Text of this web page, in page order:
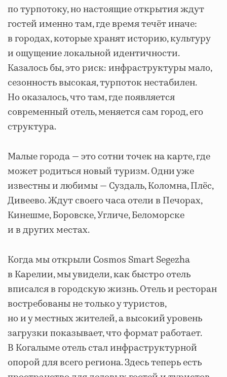
по турпотоку, но настоящие открытия ждут
гостей именно там, где время течёт иначе:
в городах, которые хранят историю, культуру
и ощущение локальной идентичности.
Казалось бы, это риск: инфраструктуры мало,
сезонность высокая, турпоток нестабилен.
Но оказалось, что там, где появляется
современный отель, меняется сам город, его
структура.
Малые города — это сотни точек на карте, где
может родиться новый туризм. Одни уже
известны и любимы — Суздаль, Коломна, Плёс,
Дивеево. Ждут своего часа отели в Печорах,
Кинешме, Боровске, Угличе, Беломорске
и в других местах.
Когда мы открыли Cosmos Smart Segezha
в Карелии, мы увидели, как быстро отель
вписался в городскую жизнь. Отель и ресторан
востребованы не только у туристов,
но и у местных жителей, а высокий уровень
загрузки показывает, что формат работает.
В Когалыме отель стал инфраструктурной
опорой для всего региона. Здесь теперь есть